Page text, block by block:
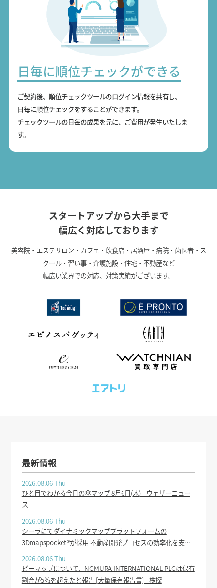
日毎に順位チェックができる
ご契約後、順位チェックツールのログイン情報を共有し、
日毎に順位チェックをすることができます。
チェックツールの日毎の成果を元に、ご費用が発生いたしま
す。
スタートアップから大手まで
幅広く対応しております
美容院・エステサロン・カフェ・飲食店・居酒屋・病院・歯医者・ス
クール・習い事・介護施設・住宅・不動産など
幅広い業界での対応、対策実績がございます。
最新情報
2026.08.06 Thu
ひと目でわかる今日の傘マップ 8月6日(木) - ウェザーニュー
ス
2026.08.06 Thu
シーラにてダイナミックマッププラットフォームの
3Dmapspocket®が採用 不動産開発プロセスの効率化を支援 -
2026.08.06 Thu
ビーマップについて、NOMURA INTERNATIONAL PLCは保有
割合が5％を超えたと報告 [大量保有報告書] - 株探